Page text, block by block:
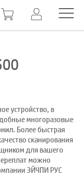
устройство, в
многоразовые
. Более быстрая
сканирования
для вашего
можно
ЭЙЧПИ РУС